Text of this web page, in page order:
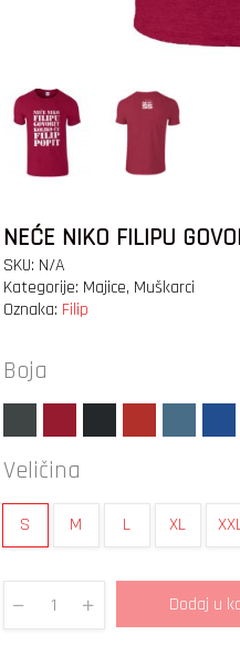
NEĆE NIKO FILIPU
SKU: N/A
Kategorije: Majice, Muškarci
Oznaka: Filip
Boja
Veličina
S M L XL
Quantity
Dodaj u